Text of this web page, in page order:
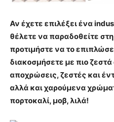
Αν έχετε επιλέξει ένα
θέλετε να παραδοθείτε
προτιμήστε να το
διακοσμήσετε με πιο ζεστά
αποχρώσεις, ζεστές και
αλλά και χαρούμενα
πορτοκαλί, μοβ, λιλά!